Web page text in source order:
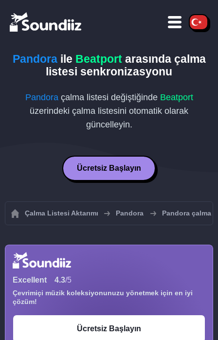
Pandoraile Beatportarasında çalma
listesi senkronizasyonu
Pandoraçalma listesi değiştiğinde Beatport
üzerindeki çalma listesini otomatik olarak
güncelleyin.
Ücretsiz Başlayın
Çalma Listesi Aktarımı Pandora Pandora çalma
Excellent 4.3/5
Çevrimiçi müzik koleksiyonunuzu yönetmek için en iyi
çözüm!
Ücretsiz Başlayın